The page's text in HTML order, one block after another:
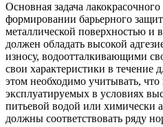
Основная задача
формировании барьерного
металлической поверхностью и
должен обладать высокой
износу, водоотталкивающими
свои характеристики в течение
этом необходимо учитывать,
эксплуатируемых в условиях
питьевой водой или химически
должны соответствовать ряду